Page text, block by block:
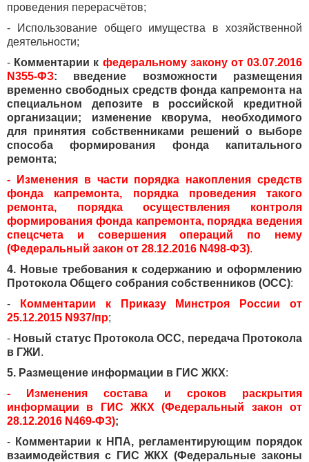
проведения перерасчётов;
- Использование общего имущества в хозяйственной
деятельности;
- Комментарии к федеральному закону от 03.07.2016
N355-ФЗ: введение возможности размещения
временно свободных средств фонда капремонта на
специальном депозите в российской кредитной
организации; изменение кворума, необходимого
для принятия собственниками решений о выборе
способа формирования фонда капитального
ремонта;
- Изменения в части порядка накопления средств
фонда капремонта, порядка проведения такого
ремонта, порядка осуществления контроля
формирования фонда капремонта, порядка ведения
спецсчета и совершения операций по нему
(Федеральный закон от 28.12.2016 N498-ФЗ).
4. Новые требования к содержанию и оформлению
Протокола Общего собрания собственников (ОСС):
-
Комментарии к Приказу Минстроя России от
25.12.2015 N937/пр;
- Новый статус Протокола ОСС, передача Протокола
в ГЖИ .
5. Размещение информации в ГИС ЖКХ:
- Изменения состава и сроков раскрытия
информации в ГИС ЖКХ (Федеральный закон от
28.12.2016 N469-ФЗ);
- Комментарии к НПА, регламентирующим порядок
взаимодействия с ГИС ЖКХ (Федеральные законы